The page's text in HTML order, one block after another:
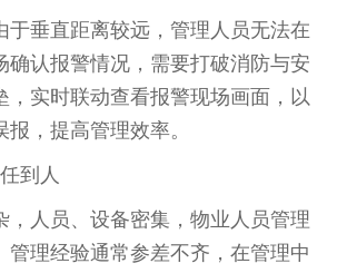
于垂直距离较远，管理人员无法在
确认报警情况，需要打破消防与安
，实时联动查看报警现场画面，以
，提高管理效率。
到人
，人员、设备密集，物业人员管理
管理经验通常参差不齐，在管理中